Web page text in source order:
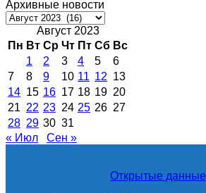
Архивные новости
Архивные
новостиАвгуст 2023
Пн Вт Ср Чт Пт Сб Вс
1
2 3 4 5
6
7
8 9 10 11 12 13
14 15 16 17 18 19 20
21 22 23 24 25 26 27
28 29 30 31
« Июл
Сен »
Открытые данные